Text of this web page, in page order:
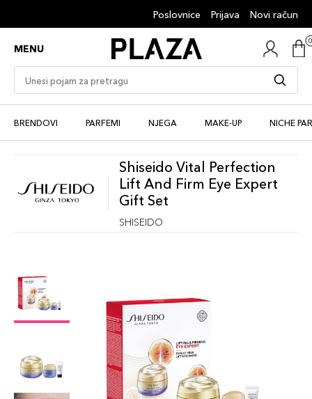
Poslovnice Prijava Novi račun
MENU
BRENDOVI PARFEMI NJEGA MAKE-UP NICHE
Shiseido Vital Perfection
Lift And Firm Eye Expert
Gift Set
SHISEIDO